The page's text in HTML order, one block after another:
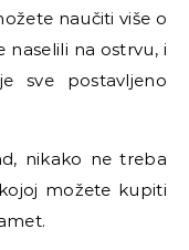
naučiti više o
naselili na ostrvu, i
sve postavljeno
nikako ne treba
možete kupiti